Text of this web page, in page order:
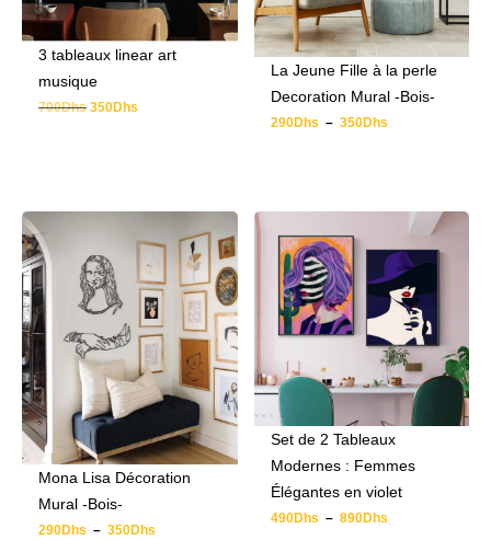
3 tableaux linear art
musique
700Dhs 350Dhs
La Jeune Fille à la perle
Decoration Mural -Bois-
290Dhs – 350Dhs
Mona Lisa Décoration
Mural -Bois-
290Dhs – 350Dhs
Set de 2 Tableaux
Modernes : Femmes
Élégantes en violet
490Dhs – 890Dhs